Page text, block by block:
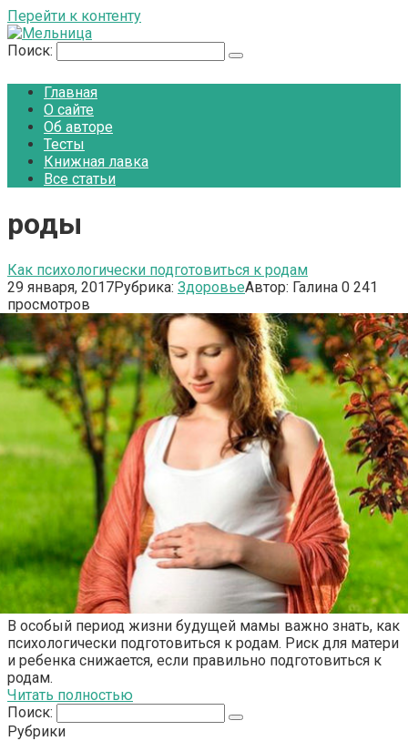
Перейти к контенту
Поиск:
Главная
О сайте
Об авторе
Тесты
Книжная лавка
Все статьи
роды
Как психологически подготовиться к родам
29 января, 2017Рубрика: ЗдоровьеАвтор: Галина 0 241
просмотров
В особый период жизни будущей мамы важно знать, как
психологически подготовиться к родам. Риск для матери
и ребенка снижается, если правильно подготовиться к
родам.
Читать полностью
Поиск:
Рубрики